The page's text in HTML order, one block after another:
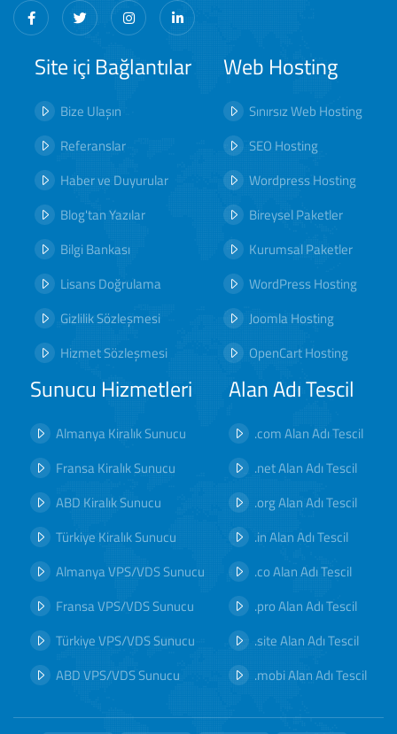
Site içi Bağlantılar
Bize Ulaşın
Referanslar
Haber ve Duyurular
Blog'tan Yazılar
Bilgi Bankası
Lisans Doğrulama
Gizlilik Sözleşmesi
Hizmet Sözleşmesi
Web Hosting
Sınırsız Web Hosting
SEO Hosting
Wordpress Hosting
Bireysel Paketler
Kurumsal Paketler
WordPress Hosting
Joomla Hosting
OpenCart Hosting
Sunucu Hizmetleri
Almanya Kiralık Sunucu
Fransa Kiralık Sunucu
ABD Kiralık Sunucu
Türkiye Kiralık Sunucu
Almanya VPS/VDS Sunucu
Fransa VPS/VDS Sunucu
Türkiye VPS/VDS Sunucu
ABD VPS/VDS Sunucu
Alan Adı Tescil
.com Alan Adı Tescil
.net Alan Adı Tescil
.org Alan Adı Tescil
.in Alan Adı Tescil
.co Alan Adı Tescil
.pro Alan Adı Tescil
.site Alan Adı Tescil
.mobi Alan Adı Tescil